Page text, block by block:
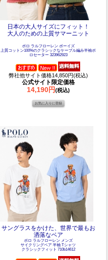
日本の大人サイズにフィット！
大人のための上質サマーニット
ポロ ラルフローレン ボーイズ
上質コットン100%のクラシックなケーブル編み半袖ポ
ロセーター 323962923
弊社他サイト価格14,850円(税込)
公式サイト限定価格
14,190円(税込)
サングラスをかけた、世界で最もお
洒落なベア
ポロ ラルフローレン メンズ
サイクリングベア 半袖 Tシャツ
クラシックフィット 710b14612